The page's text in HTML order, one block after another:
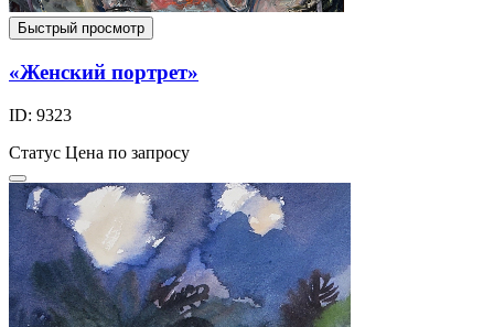
Быстрый просмотр
«Женский портрет»
ID: 9323
Статус Цена по запросу